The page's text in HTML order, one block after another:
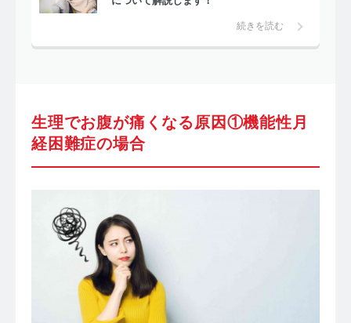
続きを読む
生理でお腹が痛くなる原因①機能性月
経困難症の場合